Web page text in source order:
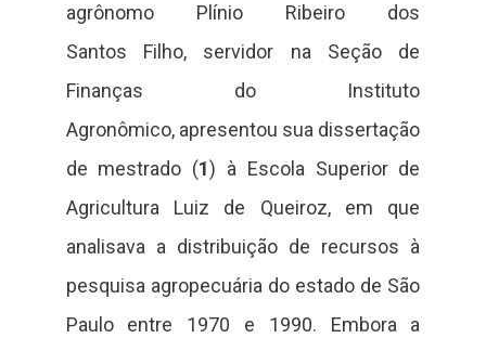
agrônomo Plínio Ribeiro dos
Santos Filho, servidor na Seção de
Finanças do Instituto
Agronômico, apresentou sua dissertação
de mestrado (1) à Escola Superior de
Agricultura Luiz de Queiroz, em que
analisava a distribuição de recursos à
pesquisa agropecuária do estado de São
Paulo entre 1970 e 1990. Embora a